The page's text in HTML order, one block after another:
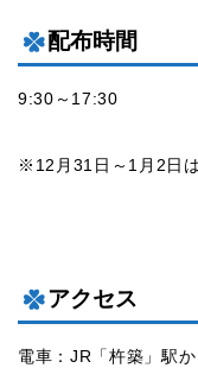
配布時間
9:30～17:30
※12月31日～1月2日は
アクセス
電車：JR「杵築」駅